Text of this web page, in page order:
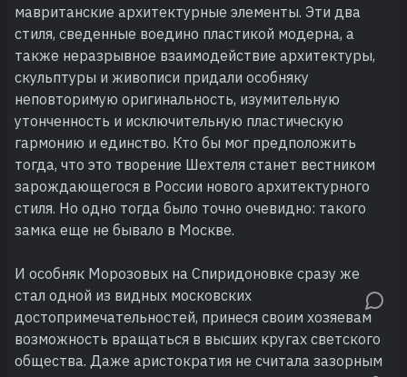
мавританские архитектурные элементы. Эти два
стиля, сведенные воедино пластикой модерна, а
также неразрывное взаимодействие архитектуры,
скульптуры и живописи придали особняку
неповторимую оригинальность, изумительную
утонченность и исключительную пластическую
гармонию и единство. Кто бы мог предположить
тогда, что это творение Шехтеля станет вестником
зарождающегося в России нового архитектурного
стиля. Но одно тогда было точно очевидно: такого
замка еще не бывало в Москве.
И особняк Морозовых на Спиридоновке сразу же
стал одной из видных московских
достопримечательностей, принеся своим хозяевам
возможность вращаться в высших кругах светского
общества. Даже аристократия не считала зазорным